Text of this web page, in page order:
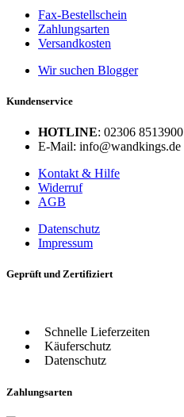
Fax-Bestellschein
Zahlungsarten
Versandkosten
Wir suchen Blogger
Kundenservice
HOTLINE: 02306 8513900
E-Mail: info@wandkings.de
Kontakt & Hilfe
Widerruf
AGB
Datenschutz
Impressum
Geprüft und Zertifiziert
Schnelle Lieferzeiten
Käuferschutz
Datenschutz
Zahlungsarten